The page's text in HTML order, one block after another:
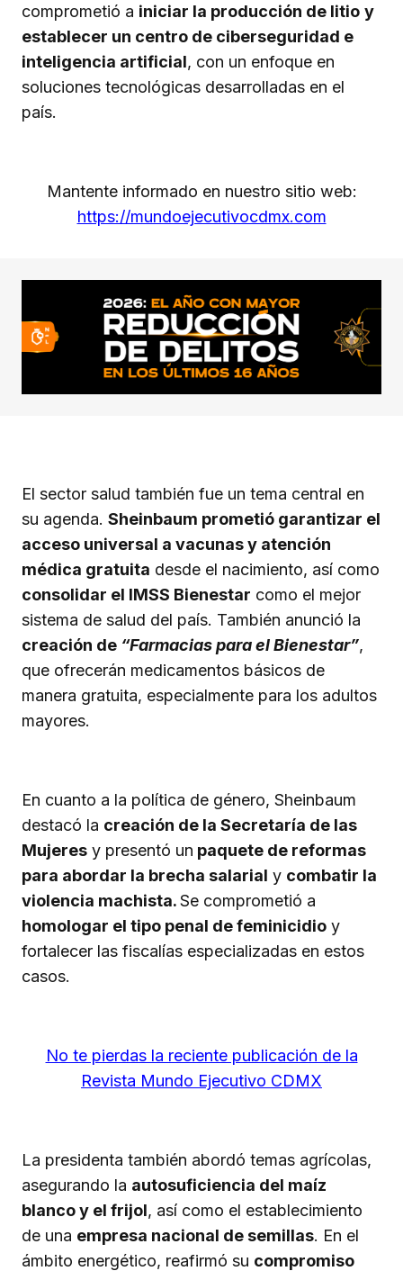
comprometió a iniciar la producción de litio y
establecer un centro de ciberseguridad e
inteligencia artificial, con un enfoque en
soluciones tecnológicas desarrolladas en el
país.
Mantente informado en nuestro sitio web:
https://mundoejecutivocdmx.com
El sector salud también fue un tema central en
su agenda. Sheinbaum prometió garantizar el
acceso universal a vacunas y atención
médica gratuita desde el nacimiento, así como
consolidar el IMSS Bienestar como el mejor
sistema de salud del país. También anunció la
creación de “Farmacias para el Bienestar”,
que ofrecerán medicamentos básicos de
manera gratuita, especialmente para los adultos
mayores.
En cuanto a la política de género, Sheinbaum
destacó la creación de la Secretaría de las
Mujeres y presentó un paquete de reformas
para abordar la brecha salarial y combatir la
violencia machista.Se comprometió a
homologar el tipo penal de feminicidio y
fortalecer las fiscalías especializadas en estos
casos.
No te pierdas la reciente publicación de la
Revista Mundo Ejecutivo CDMX
La presidenta también abordó temas agrícolas,
asegurando la autosuficiencia del maíz
blanco y el frijol, así como el establecimiento
de una empresa nacional de semillas. En el
ámbito energético, reafirmó su compromiso